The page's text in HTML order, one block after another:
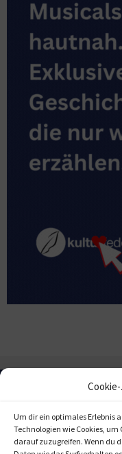
Um dir ein optimales Erlebnis
Technologien wie Cookies,
darauf zuzugreifen. Wenn du